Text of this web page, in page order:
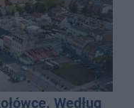
Według